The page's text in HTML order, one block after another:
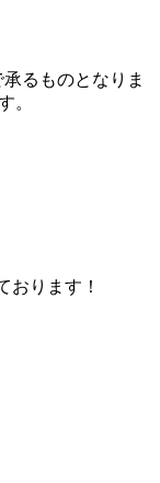
るものとなりま
。
おります！